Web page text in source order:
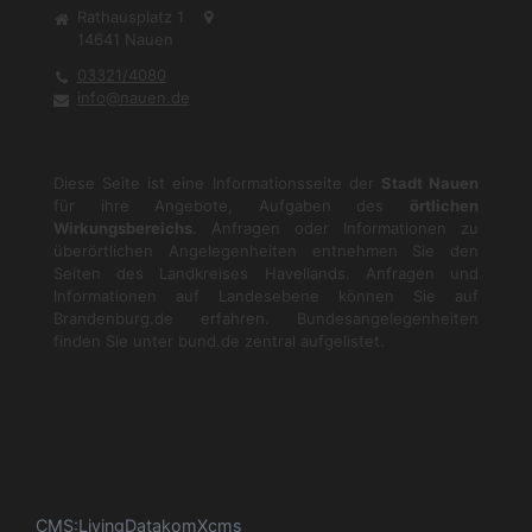
Rathausplatz 1
14641
Nauen
03321/4080
info@nauen.de
Diese Seite ist eine Informationsseite der Stadt Nauen
für ihre Angebote, Aufgaben des örtlichen
Wirkungsbereichs . Anfragen oder Informationen zu
überörtlichen Angelegenheiten entnehmen Sie den
Seiten des Landkreises Havellands. Anfragen und
Informationen auf Landesebene können Sie auf
Brandenburg.de
erfahren. Bundesangelegenheiten
finden Sie unter
bund.de zentral aufgelistet.
CMS:LivingDatakomXcms